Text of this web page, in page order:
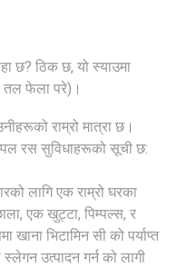
छ? ठिक छ, यो स्याउमा
तल फेला परे)।
राम्रो मात्रा छ।
रस सुविधाहरूको सूची छ:
लागि एक राम्रो घरका
एक खुट्टा, पिम्पल्स, र
भिटामिन सी को पर्याप्त
उत्पादन गर्न को लागी